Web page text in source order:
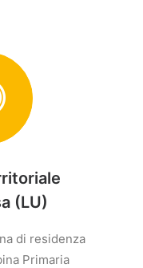
(LU)
di residenza
Primaria